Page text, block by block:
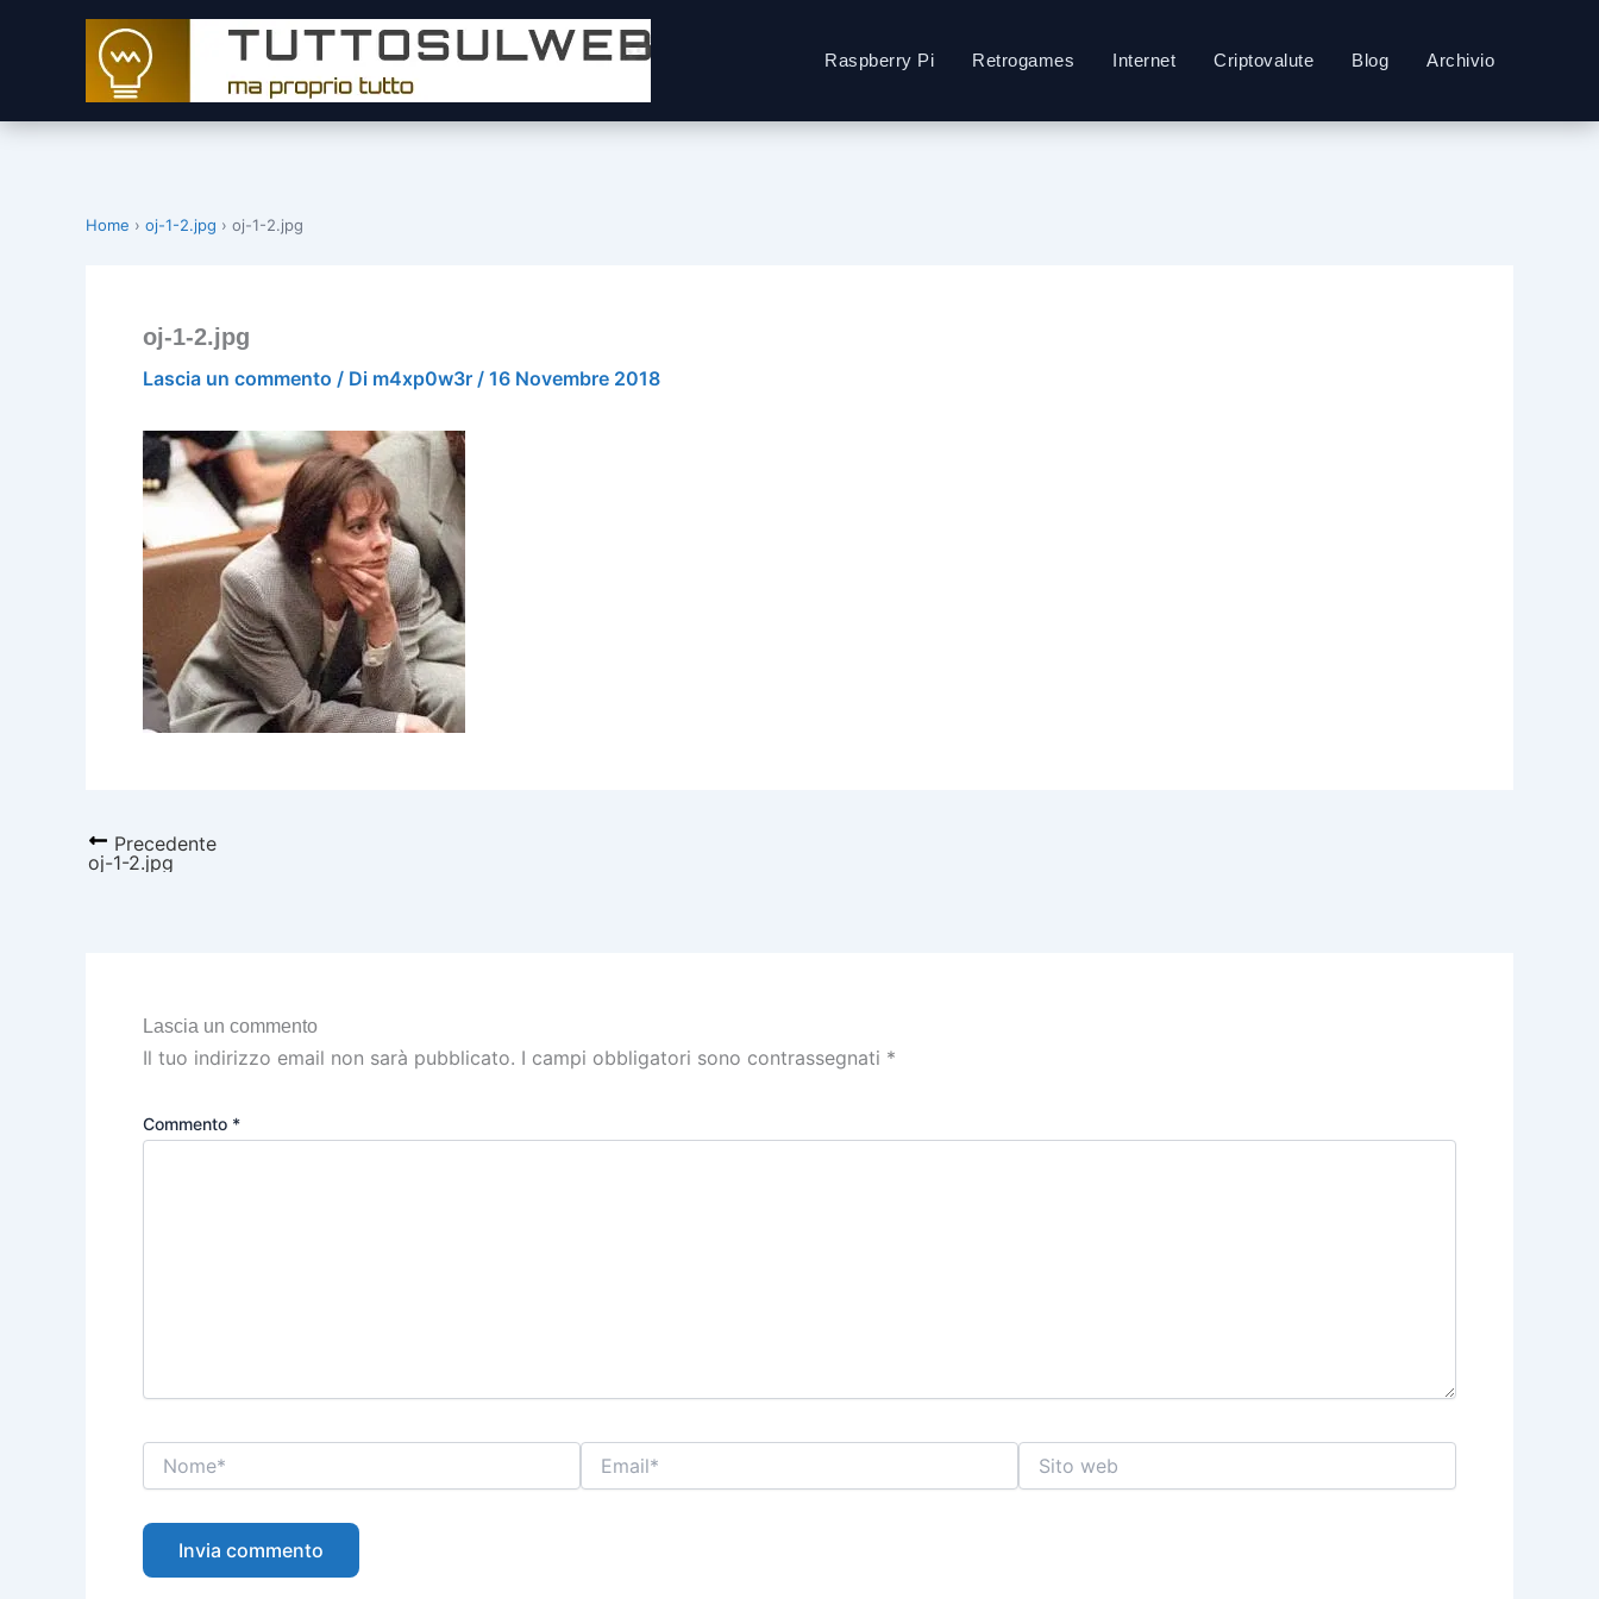
Raspberry Pi Retrogames Internet Criptovalute Blog Archivio
Home › oj-1-2.jpg › oj-1-2.jpg
oj-1-2.jpg
Lascia un commento / Di m4xp0w3r / 16 Novembre 2018
Precedente
oj-1-2.jpg
Lascia un commento
Il tuo indirizzo email non sarà pubblicato. I campi obbligatori sono contrassegnati *
Commento *
Nome* Email*
Sito
web